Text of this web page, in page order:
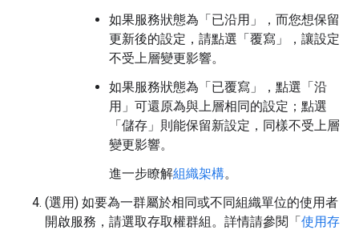
如果服務狀態為「已沿用」
，而您想保留
更新後的設定，請點選「覆寫」
，讓設定
不受上層變更影響。
如果服務狀態為「已覆寫」
，點選「沿
用」 可還原為與上層相同的設定；點選
「儲存」 則能保留新設定，同樣不受上層
變更影響。
進一步瞭解組織架構。
(選用) 如要為一群屬於相同或不同組織單位的使用者
開啟服務，請選取存取權群組。詳情請參閱「使用存